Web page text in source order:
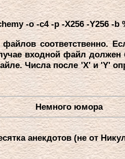
-o -c4 -p -X256 -Y256 -b
соответственно.
входной файл
Числа после 'X' и 'Y'
Hемного юмоpа
анекдотов (не от